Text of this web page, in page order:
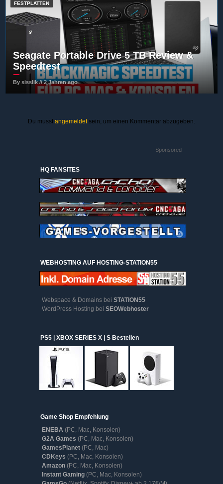
FESTPLATTEN
Seagate Portable Drive 5 TB Review &
Speedtest
By sisslik // 2 Jahren ago
Du musst angemeldetsein, um einen Kommentar abzugeben.
Sponsored
HQ FANSITES
WEBHOSTING AUF HOSTING-STATION55
Webspace & Domains bei STATION55
WordPress Hosting bei SEOWebhoster
PS5 | XBOX SERIES X | S Bestellen
Game Shop Empfehlung
ENEBA (PC, Mac, Konsolen)
G2A Games (PC, Mac, Konsolen)
GamesPlanet (PC, Mac)
CDKeys (PC, Mac, Konsolen)
Amazon (PC, Mac, Konsolen)
Instant Gaming (PC, Mac, Konsolen)